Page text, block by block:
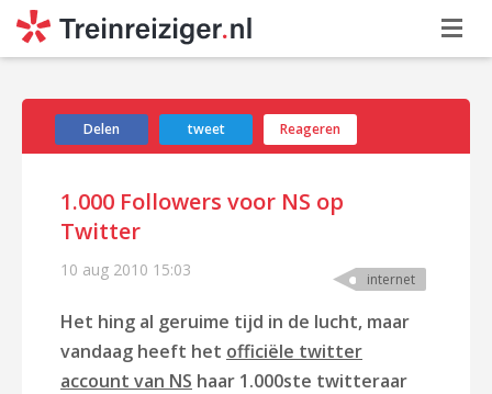
Delen tweet Reageren
1.000 Followers voor NS op
Twitter
10 aug 2010 15:03 internet
Het hing al geruime tijd in de lucht, maar
vandaag heeft het officiële twitter
account van NS haar 1.000ste twitteraar